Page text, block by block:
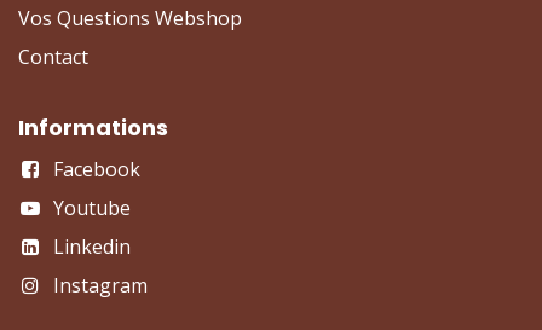
Vos Questions Webshop
Contact
Informations
Facebook
Youtube
Linkedin
Instagram